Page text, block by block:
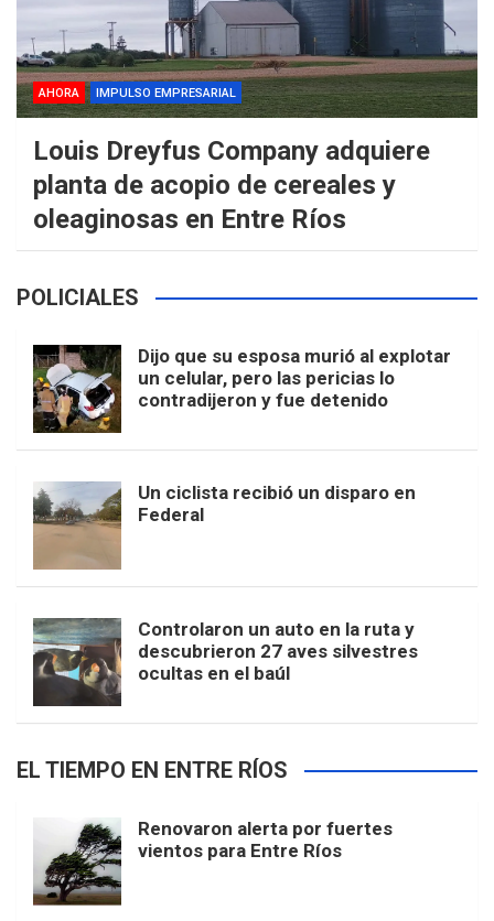
AHORA IMPULSO EMPRESARIAL
Louis Dreyfus Company adquiere
planta de acopio de cereales y
oleaginosas en Entre Ríos
POLICIALES
Dijo que su esposa murió al explotar
un celular, pero las pericias lo
contradijeron y fue detenido
Un ciclista recibió un disparo en
Federal
Controlaron un auto en la ruta y
descubrieron 27 aves silvestres
ocultas en el baúl
EL TIEMPO EN ENTRE RÍOS
Renovaron alerta por fuertes
vientos para Entre Ríos